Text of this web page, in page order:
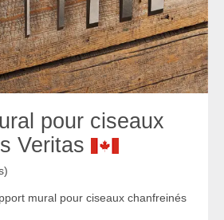
pour ciseaux
Veritas
mural pour ciseaux chanfreinés